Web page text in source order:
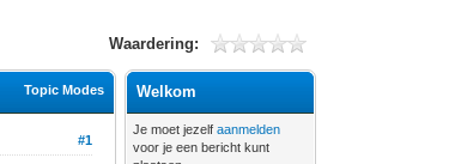
Waardering:
Topic Modes
#1
Welkom
Je moet jezelfaanmelden
voor je een bericht kunt